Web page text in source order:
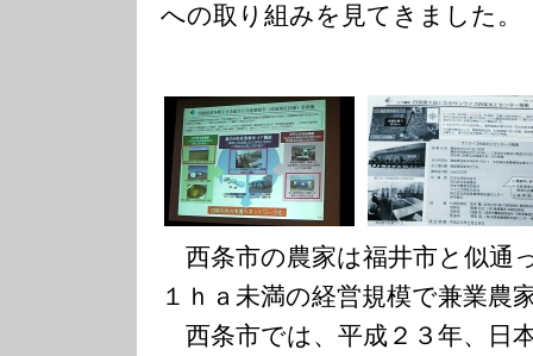
への取り組みを見てきました。
西条市の農家は福井市と似通
１ｈａ未満の経営規模で兼業農
西条市では、平成２３年、日